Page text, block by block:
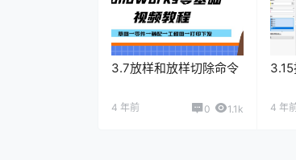
3.7放样和放样切除命令
4 年前 0 1.1k 4 年